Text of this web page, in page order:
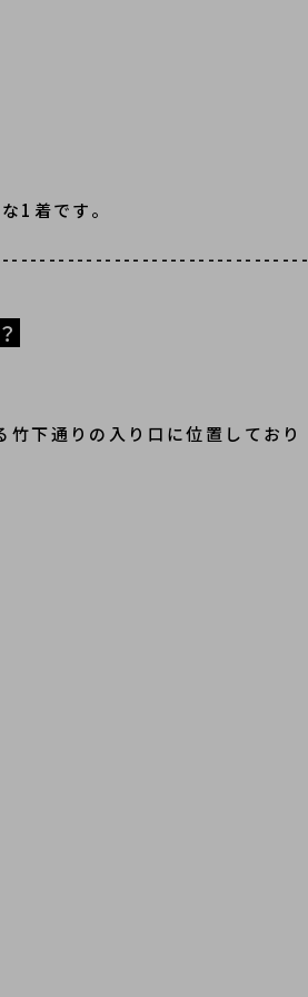
1着です。
下通りの入り口に位置しており